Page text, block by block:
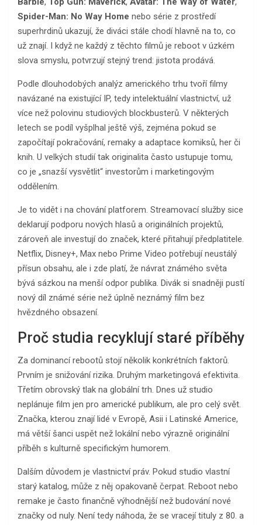
Spider-Man: No Way Home nebo série z prostředí
superhrdinů ukazují, že diváci stále chodí hlavně na to, co
už znají. I když ne každý z těchto filmů je reboot v úzkém
slova smyslu, potvrzují stejný trend: jistota prodává.
Podle dlouhodobých analýz amerického trhu tvoří filmy
navázané na existující IP, tedy intelektuální vlastnictví, už
více než polovinu studiových blockbusterů. V některých
letech se podíl vyšplhal ještě výš, zejména pokud se
započítají pokračování, remaky a adaptace komiksů, her či
knih. U velkých studií tak originalita často ustupuje tomu,
co je „snazší vysvětlit“ investorům i marketingovým
oddělením.
Je to vidět i na chování platforem. Streamovací služby sice
deklarují podporu nových hlasů a originálních projektů,
zároveň ale investují do značek, které přitahují předplatitele.
Netflix, Disney+, Max nebo Prime Video potřebují neustálý
přísun obsahu, ale i zde platí, že návrat známého světa
bývá sázkou na menší odpor publika. Divák si snadněji pustí
nový díl známé série než úplně neznámý film bez
hvězdného obsazení.
Proč studia recyklují staré příběhy
Za dominancí rebootů stojí několik konkrétních faktorů.
Prvním je snižování rizika. Druhým marketingová efektivita.
Třetím obrovský tlak na globální trh. Dnes už studio
neplánuje film jen pro americké publikum, ale pro celý svět.
Značka, kterou znají lidé v Evropě, Asii i Latinské Americe,
má větší šanci uspět než lokální nebo výrazně originální
příběh s kulturně specifickým humorem.
Dalším důvodem je vlastnictví práv. Pokud studio vlastní
starý katalog, může z něj opakovaně čerpat. Reboot nebo
remake je často finančně výhodnější než budování nové
značky od nuly. Není tedy náhoda, že se vracejí tituly z 80. a